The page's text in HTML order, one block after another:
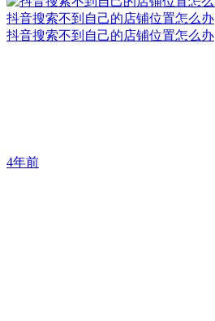
抖音搜索不到自己的店铺位置怎么办
抖音搜索不到自己的店铺位置怎么办
4年前